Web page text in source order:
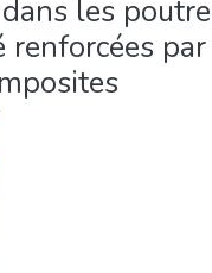
les
renforcées